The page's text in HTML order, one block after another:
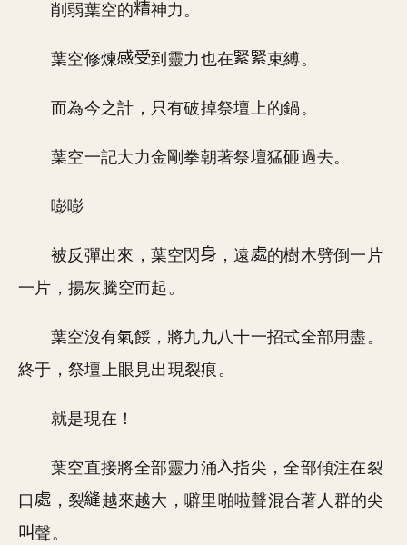
削弱葉空的 神力。
葉空修煉 到靈力也在 束縛。
而為今之計，只有破掉祭壇上的鍋。
葉空一記大力金剛拳朝著祭壇猛砸過去。
嘭嘭
被反彈出來，葉空閃 ，遠
的樹木劈倒一片
一片，揚灰騰空而起。
葉空沒有氣餒，將九九八十一招式全部用盡。
終于，祭壇上眼見出現裂痕。
就是現在！
葉空直接將全部靈力涌
指尖，全部傾注在裂
口
，裂
越來越大，噼里啪啦聲混合著人群的尖
聲。